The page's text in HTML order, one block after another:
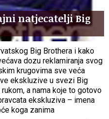
natjecatelji Big
Big Brothera i kako
dozu reklamiranja svog
krugovima sve veća
ekskluzive u svezi Big
a nama koje to gotovo
ekskluziva – imena
koga zanima